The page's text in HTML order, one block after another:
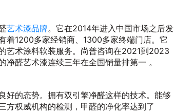
艺术漆品牌。它在2014年进入中国市场之后发
着1200多家经销商、1300多家终端门店。它
艺术涂料软装服务。尚普咨询在2021到2023
净醛艺术漆连续三年在全国销量排第一 。
好的态势。拥有双引擎净醛这样的技术。能够
方权威机构的检测，甲醛的净化率达到了